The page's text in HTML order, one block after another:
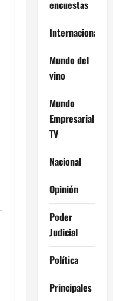
encuestas
Internacional
Mundo del
vino
Mundo
Empresarial
TV
Nacional
Opinión
Poder
Judicial
Política
Principales